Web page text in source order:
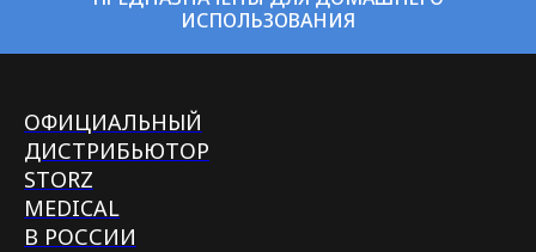
ИСПОЛЬЗОВАНИЯ
ОФИЦИАЛЬНЫЙ
ДИСТРИБЬЮТОР
STORZ
MEDICAL
В РОССИИ